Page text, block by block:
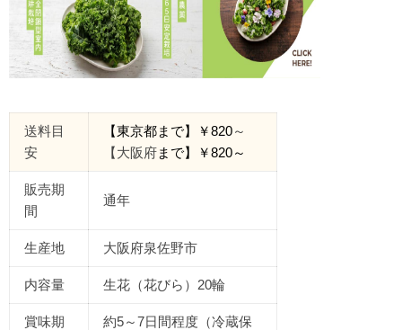
送料目
安
【東京都まで】￥820～
【大阪府まで】￥820～
販売期
間
通年
生産地 大阪 府泉佐野市
内容量 生花（花びら）20輪
賞味期
約5～7日間程度（冷蔵保